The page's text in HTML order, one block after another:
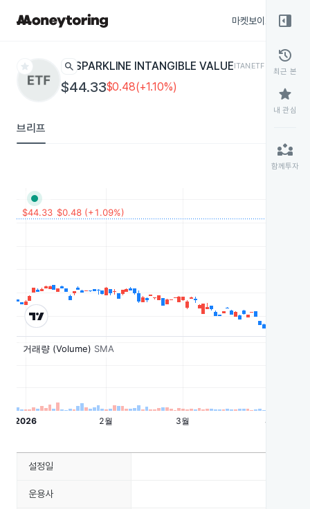
마켓보이스
star search SPARKLINE INTANGIBLE VALUEITANETF
$44.33$0.48(+1.10%)
브리프
right_panel_open
history
최근 본
star
내 관심
partner_exchange
함께투자